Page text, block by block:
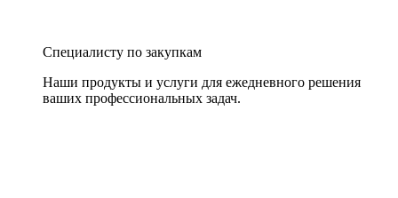
Специалисту по закупкам
Наши продукты и услуги для ежедневного решения
ваших профессиональных задач.